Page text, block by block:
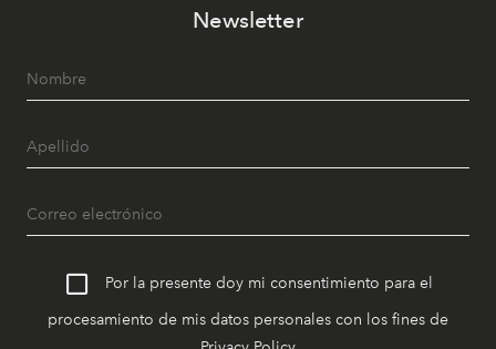
Newsletter
Por la presente doy mi consentimiento para el
procesamiento de mis datos personales con los fines de